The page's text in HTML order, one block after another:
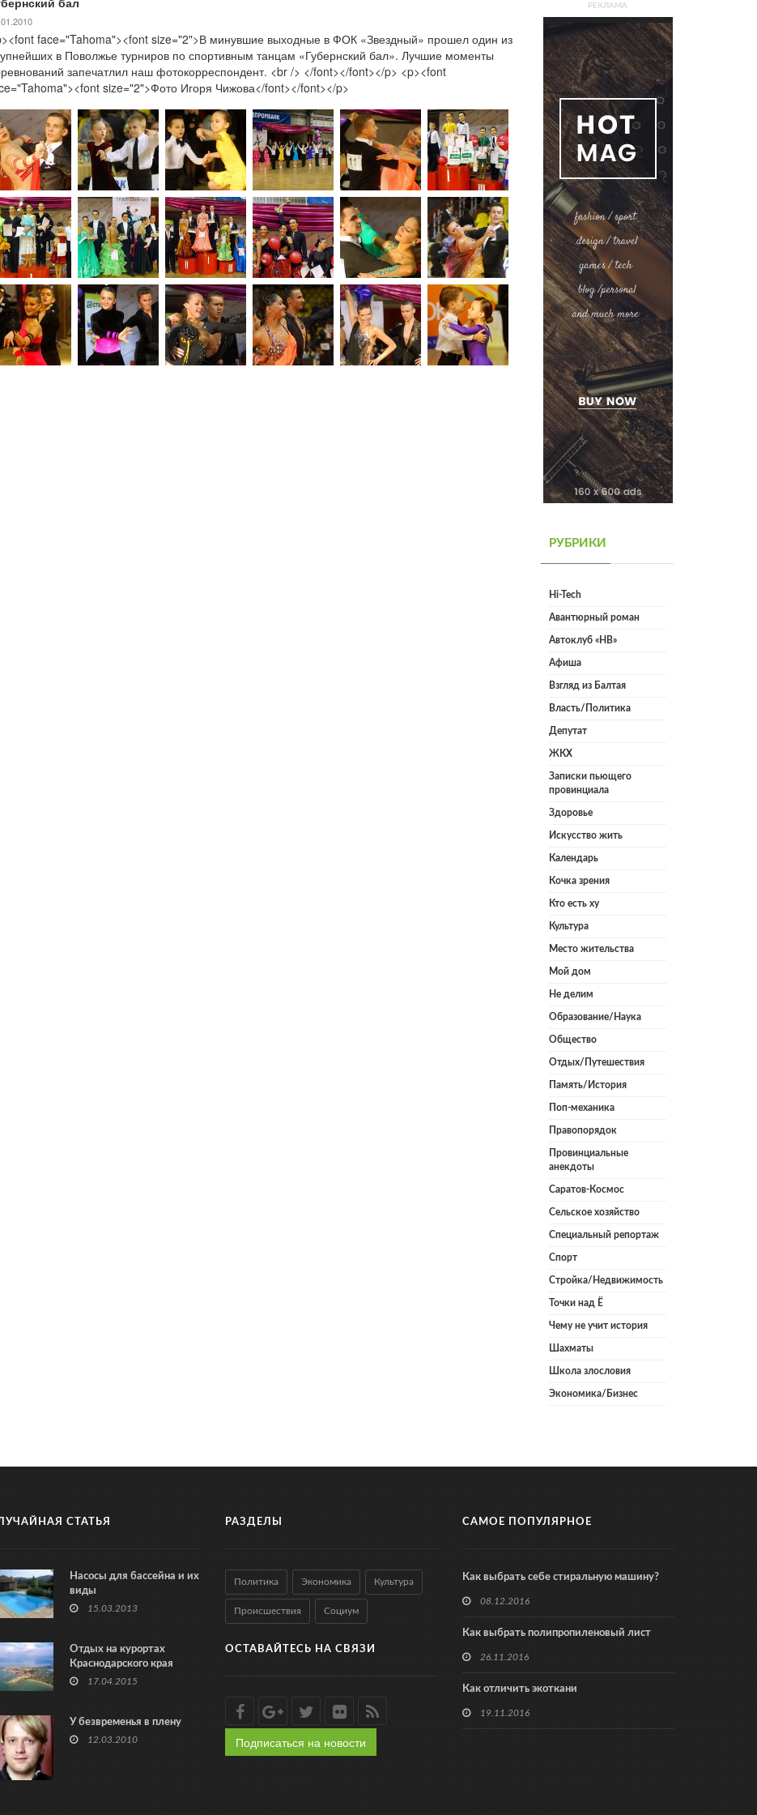
face="Tahoma"><font size="2">В минувшие выходные в ФОК «Звездный» прошел один из
в Поволжье турниров по спортивным танцам «Губернский бал». Лучшие моменты
запечатлил наш фотокорреспондент. <br /> </font></font></p> <p><font
size="2">Фото Игоря Чижова</font></font></p>
РЕКЛАМА
РУБРИКИ
Hi-Tech
Авантюрный роман
Автоклуб «НВ»
Афиша
Взгляд из Балтая
Власть/Политика
Депутат
ЖКХ
Записки пьющего
провинциала
Здоровье
Искусство жить
Календарь
Кочка зрения
Кто есть ху
Культура
Место жительства
Мой дом
Не делим
Образование/Наука
Общество
Отдых/Путешествия
Память/История
Поп-механика
Правопорядок
Провинциальные
анекдоты
Саратов-Космос
Сельское хозяйство
Специальный репортаж
Спорт
Стройка/Недвижимость
Точки над Ё
Чему не учит история
Шахматы
Школа злословия
Экономика/Бизнес
СТАТЬЯ
Насосы для бассейна и их
виды
15.03.2013
Отдых на курортах
Краснодарского края
17.04.2015
У безвременья в плену
12.03.2010
РАЗДЕЛЫ
Политика Экономика Культура
Происшествия Социум
ОСТАВАЙТЕСЬ НА СВЯЗИ
Подписаться на новости
САМОЕ ПОПУЛЯРНОЕ
Как выбрать себе стиральную машину?
08.12.2016
Как выбрать полипропиленовый лист
26.11.2016
Как отличить экоткани
19.11.2016